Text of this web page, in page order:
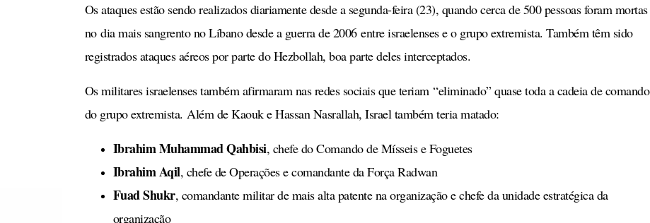
Os ataques estão sendo realizados diariamente desde a segunda-feira (23), quando cerca de 500 pessoas foram mortas
no dia mais sangrento no Líbano desde a guerra de 2006 entre israelenses e o grupo extremista. Também têm sido
registrados ataques aéreos por parte do Hezbollah, boa parte deles interceptados.
Os militares israelenses também afirmaram nas redes sociais que teriam “eliminado” quase toda a cadeia de comando
do grupo extremista. Além de Kaouk e Hassan Nasrallah, Israel também teria matado:
Ibrahim Muhammad Qahbisi, chefe do Comando de Mísseis e Foguetes
Ibrahim Aqil, chefe de Operações e comandante da Força Radwan
Fuad Shukr, comandante militar de mais alta patente na organização e chefe da unidade estratégica da
organização